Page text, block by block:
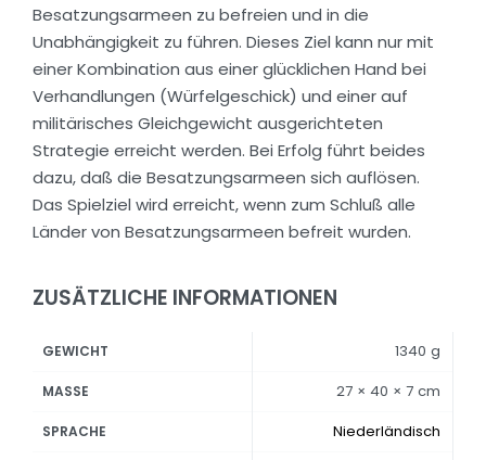
Besatzungsarmeen zu befreien und in die
Unabhängigkeit zu führen. Dieses Ziel kann nur mit
einer Kombination aus einer glücklichen Hand bei
Verhandlungen (Würfelgeschick) und einer auf
militärisches Gleichgewicht ausgerichteten
Strategie erreicht werden. Bei Erfolg führt beides
dazu, daß die Besatzungsarmeen sich auflösen.
Das Spielziel wird erreicht, wenn zum Schluß alle
Länder von Besatzungsarmeen befreit wurden.
ZUSÄTZLICHE INFORMATIONEN
GEWICHT 1340 g
MASSE 27 × 40 × 7 cm
SPRACHE Niederländisch